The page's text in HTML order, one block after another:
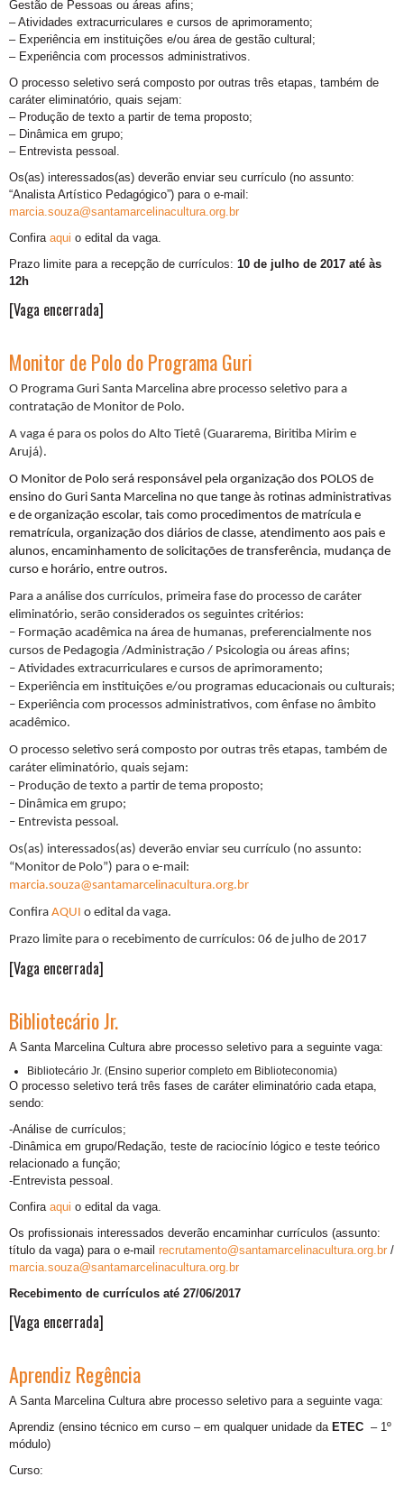
Gestão de Pessoas ou áreas afins;
– Atividades extracurriculares e cursos de aprimoramento;
– Experiência em instituições e/ou área de gestão cultural;
– Experiência com processos administrativos.
O processo seletivo será composto por outras três etapas, também de
caráter eliminatório, quais sejam:
– Produção de texto a partir de tema proposto;
– Dinâmica em grupo;
– Entrevista pessoal.
Os(as) interessados(as) deverão enviar seu currículo (no assunto:
“Analista Artístico Pedagógico”) para o e-mail:
marcia.souza@santamarcelinacultura.org.br
Confira aqui o edital da vaga.
Prazo limite para a recepção de currículos: 10 de julho de 2017 até às
12h
[Vaga encerrada]
Monitor de Polo do Programa Guri
O Programa Guri Santa Marcelina abre processo seletivo para a
contratação de Monitor de Polo.
A vaga é para os polos do Alto Tietê (Guararema, Biritiba Mirim e
Arujá).
O Monitor de Polo será responsável pela organização dos POLOS de
ensino do Guri Santa Marcelina no que tange às rotinas administrativas
e de organização escolar, tais como procedimentos de matrícula e
rematrícula, organização dos diários de classe, atendimento aos pais e
alunos, encaminhamento de solicitações de transferência, mudança de
curso e horário, entre outros.
Para a análise dos currículos, primeira fase do processo de caráter
eliminatório, serão considerados os seguintes critérios:
– Formação acadêmica na área de humanas, preferencialmente nos
cursos de Pedagogia /Administração / Psicologia ou áreas afins;
– Atividades extracurriculares e cursos de aprimoramento;
– Experiência em instituições e/ou programas educacionais ou culturais;
– Experiência com processos administrativos, com ênfase no âmbito
acadêmico.
O processo seletivo será composto por outras três etapas, também de
caráter eliminatório, quais sejam:
– Produção de texto a partir de tema proposto;
– Dinâmica em grupo;
– Entrevista pessoal.
Os(as) interessados(as) deverão enviar seu currículo (no assunto:
“Monitor de Polo”) para o e-mail:
marcia.souza@santamarcelinacultura.org.br
Confira AQUI o edital da vaga.
Prazo limite para o recebimento de currículos: 06 de julho de 2017
[Vaga encerrada]
Bibliotecário Jr.
A Santa Marcelina Cultura abre processo seletivo para a seguinte vaga:
Bibliotecário Jr. (Ensino superior completo em Biblioteconomia)
O processo seletivo terá três fases de caráter eliminatório cada etapa,
sendo:
-Análise de currículos;
-Dinâmica em grupo/Redação, teste de raciocínio lógico e teste teórico
relacionado a função;
-Entrevista pessoal.
Confira aqui o edital da vaga.
Os profissionais interessados deverão encaminhar currículos (assunto:
título da vaga) para o e-mail recrutamento@santamarcelinacultura.org.br /
marcia.souza@santamarcelinacultura.org.br
Recebimento de currículos até 27/06/2017
[Vaga encerrada]
Aprendiz Regência
A Santa Marcelina Cultura abre processo seletivo para a seguinte vaga:
Aprendiz (ensino técnico em curso – em qualquer unidade da ETEC – 1º
módulo)
Curso: